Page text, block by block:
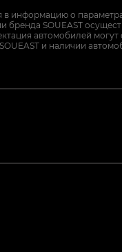
информацию о
SOUEAST
автомобилей
и наличии